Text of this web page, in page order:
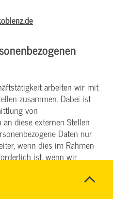
arbeiten wir mit
zusammen. Dabei ist
von
diese externen Stellen
Daten nur
wenn dies im Rahmen
ist, wenn wir
wenn wir ein berechtigtes